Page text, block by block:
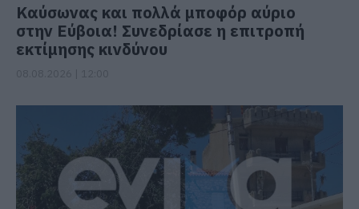
Καύσωνας και πολλά μποφόρ αύριο
στην Εύβοια! Συνεδρίασε η επιτροπή
εκτίμησης κινδύνου